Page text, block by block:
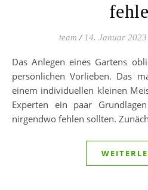
team / 14. Januar 2023
Das Anlegen eines Gartens obliegt in erster Linie immer
persönlichen Vorlieben. Das
einem individuellen kleinen
Experten ein paar
nirgendwo fehlen sollten.